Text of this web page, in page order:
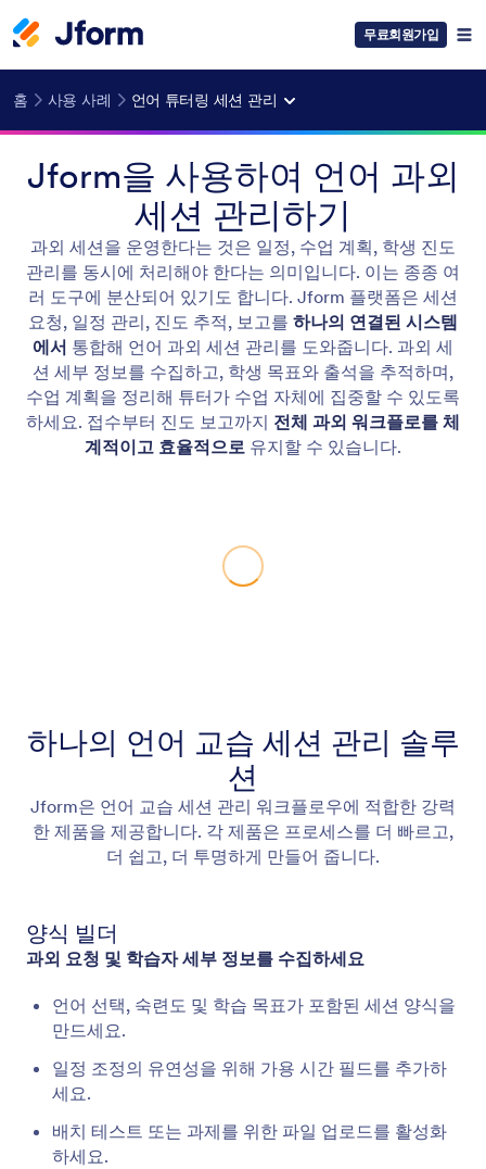
무료회원가입
홈 사용 사례 언어 튜터링 세션 관리
Jform을 사용하여 언어 과외
세션 관리하기
과외 세션을 운영한다는 것은 일정, 수업 계획, 학생 진도
관리를 동시에 처리해야 한다는 의미입니다. 이는 종종 여
러 도구에 분산되어 있기도 합니다. Jform 플랫폼은 세션
요청, 일정 관리, 진도 추적, 보고를 하나의 연결된 시스템
에서 통합해 언어 과외 세션 관리를 도와줍니다. 과외 세
션 세부 정보를 수집하고, 학생 목표와 출석을 추적하며,
수업 계획을 정리해 튜터가 수업 자체에 집중할 수 있도록
하세요. 접수부터 진도 보고까지 전체 과외 워크플로를 체
계적이고 효율적으로 유지할 수 있습니다.
하나의 언어 교습 세션 관리 솔루
션
Jform은 언어 교습 세션 관리 워크플로우에 적합한 강력
한 제품을 제공합니다. 각 제품은 프로세스를 더 빠르고,
더 쉽고, 더 투명하게 만들어 줍니다.
양식 빌더
과외 요청 및 학습자 세부 정보를 수집하세요
언어 선택, 숙련도 및 학습 목표가 포함된 세션 양식을
만드세요.
일정 조정의 유연성을 위해 가용 시간 필드를 추가하
세요.
배치 테스트 또는 과제를 위한 파일 업로드를 활성화
하세요.